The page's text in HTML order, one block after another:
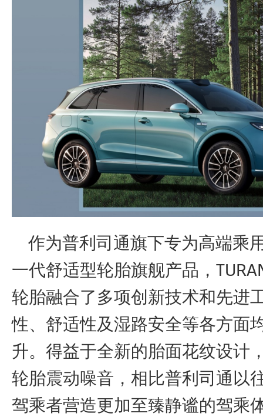
作为普利司通旗下专为高端乘
一代舒适型轮胎旗舰产品，
轮胎融合了多项创新技术和先进
性、舒适性及湿路安全等各方面
升。得益于全新的胎面花纹设计
轮胎震动噪音，相比普利司通以
驾乘者营造更加至臻静谧的驾乘